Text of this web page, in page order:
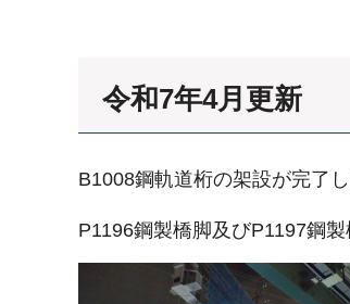
令和7年4月更新
B1008鋼軌道桁の架設が完了し
P1196鋼製橋脚及びP1197鋼